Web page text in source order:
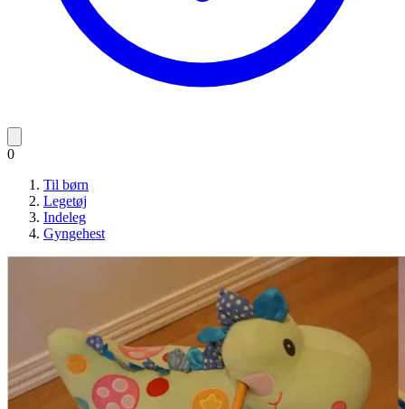
0
Til børn
Legetøj
Indeleg
Gyngehest